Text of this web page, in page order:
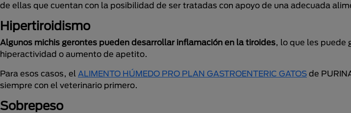
de ellas que cuentan con la posibilidad de ser tratadas con apoyo de una adecuada
Hipertiroidismo
Algunos michis gerontes pueden desarrollar inflamación en la tiroides, lo que les puede
hiperactividad o aumento de apetito.
Para esos casos, el ALIMENTO HÚMEDO PRO PLAN GASTROENTERIC GATOS de
siempre con el veterinario primero.
Sobrepeso